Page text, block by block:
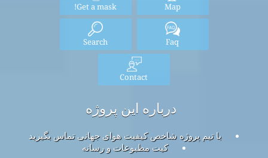
Map
Get a mask!
Faq
Search
Contact
درباره این پروژه
با تیم پروژه شاخص کیفیت هوای جهانی تماس بگیرید
کیت مطبوعات و رسانه